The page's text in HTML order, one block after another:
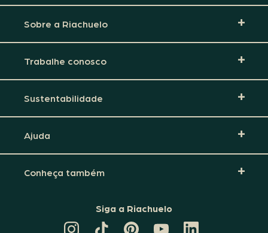
Sobre a Riachuelo
Trabalhe conosco
Sustentabilidade
Ajuda
Conheça também
Siga a Riachuelo
CANAL